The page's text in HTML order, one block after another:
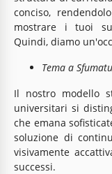
conciso,
mostrare i tuoi
Quindi, diamo
Tema a
Il nostro modello
universitari si
che emana
soluzione di
visivamente
successi.